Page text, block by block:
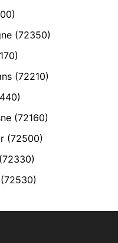
(72350)
(72210)
(72160)
(72500)